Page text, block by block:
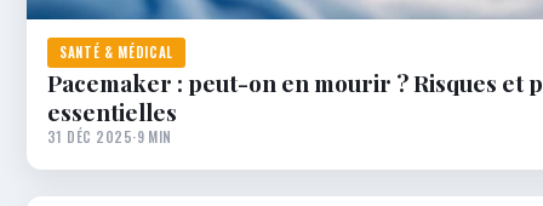
SANTÉ & MÉDICAL
Pacemaker : peut-on en mourir ? Risques et
essentielles
31 DÉC 2025·9 MIN